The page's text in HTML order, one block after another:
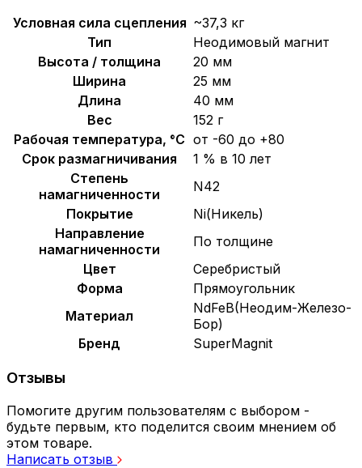
Условная сила сцепления ~37,3 кг
Тип
Неодимовый магнит
Высота / толщина
20 мм
Ширина
25 мм
Длина
40 мм
Вес
152 г
Рабочая температура, °C от -60 до +80
Срок размагничивания
1 % в 10 лет
Степень
намагниченности
N42
Покрытие
Ni(Никель)
Направление
намагниченности
По толщине
Цвет
Серебристый
Форма
Прямоугольник
Материал
NdFeB(Неодим-Железо-
Бор)
Бренд
SuperMagnit
Отзывы
Помогите другим пользователям с выбором -
будьте первым, кто поделится своим мнением об
этом товаре.
Написать отзыв